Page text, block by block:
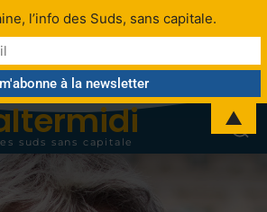
suds sans capitale
l’info des Suds, sans capitale.
▲